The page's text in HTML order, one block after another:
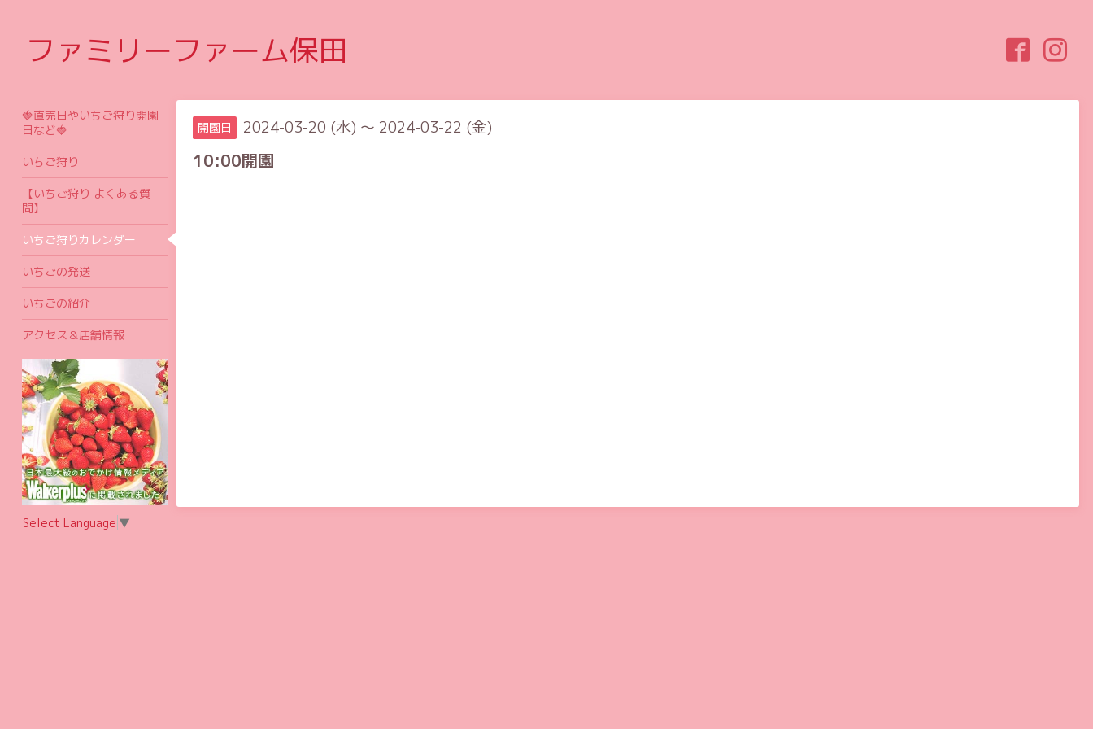
ファミリーファーム保田
開園日 2024-03-20 (水) ～ 2024-03-22 (金)
10:00開園
🍓直売日やいちご狩り開園
日など🍓
いちご狩り
【いちご狩り よくある質
問】
いちご狩りカレンダー
いちごの発送
いちごの紹介
アクセス＆店舗情報
Select Language ▼